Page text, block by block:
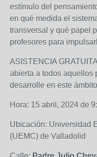
estímulo del
en qué medida el
transversal y qué papel
profesores para
ASISTENCIA
abierta a todos aquellos
desarrolle en este
Hora: 15 abril, 2024 de
Ubicación: Universidad
(UEMC) de Valladolid